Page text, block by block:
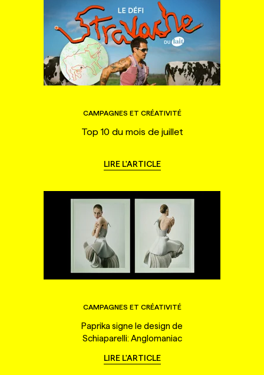
CAMPAGNES ET CRÉATIVITÉ
Top 10 du mois de juillet
LIRE L'ARTICLE
CAMPAGNES ET CRÉATIVITÉ
Paprika signe le design de
Schiaparelli: Anglomaniac
LIRE L'ARTICLE